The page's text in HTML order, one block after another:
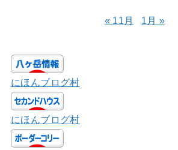
« 11月 1月 »
にほんブログ村
にほんブログ村